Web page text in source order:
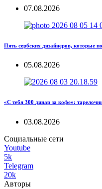
07.08.2026
Пять сербских дизайнеров, которые
05.08.2026
«С тебя 300 динар за кофе»:
03.08.2026
Социальные сети
Youtube
5k
Telegram
20k
Авторы